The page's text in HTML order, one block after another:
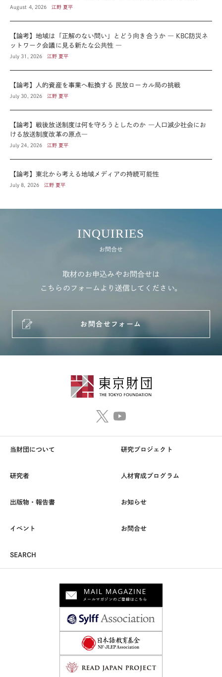
August 4, 2026 江野 夏平
【論考】地域は「正解のない問い」とどう向き合うか ― KBC防災ネ
ットワーク会議に見る新たな公共性 ―
July 31, 2026 江野 夏平
【論考】人的資産を事業へ転換する 民放ローカル局の挑戦
July 30, 2026 江野 夏平
【論考】戦後放送制度は何を守ろうとしたのか ―人口減少社会にお
ける放送制度改革の原点―
July 24, 2026 江野 夏平
【論考】東北から考える地域メディアの持続可能性
July 8, 2026 江野 夏平
INQUIRIES
お問合せ
取材のお申込みやお問合せは
こちらのフォームより送信してください。
お問合せフォーム
当財団について 研究プロジェクト
研究者 人材育成プログラム
出版物・報告書 お知らせ
イベント お問合せ
SEARCH